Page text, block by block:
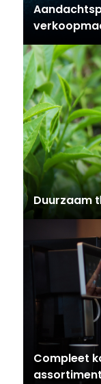
Duurzaam
Compleet
assortiment